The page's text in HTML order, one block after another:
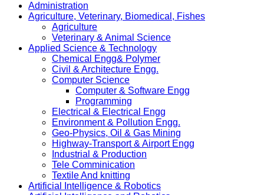
Administration
Agriculture, Veterinary, Biomedical, Fishes
Agriculture
Veterinary & Animal Science
Applied Science & Technology
Chemical Engg& Polymer
Civil & Architecture Engg.
Computer Science
Computer & Software Engg
Programming
Electrical & Electrical Engg
Environment & Pollution Engg.
Geo-Physics, Oil & Gas Mining
Highway-Transport & Airport Engg
Industrial & Production
Tele Comminication
Textile And knitting
Artificial Intelligence & Robotics